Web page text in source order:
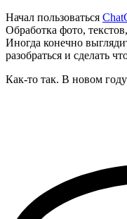
Начал пользоваться
Обработка фото,
Иногда конечно
разобраться и сделать
Как-то так. В новом